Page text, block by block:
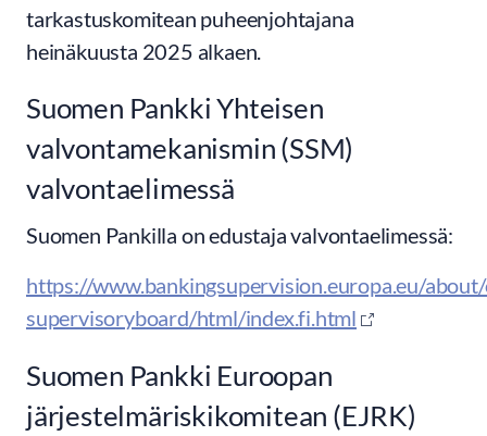
tarkastuskomitean puheenjohtajana
heinäkuusta 2025 alkaen.
Suomen Pankki Yhteisen
valvontamekanismin (SSM)
valvontaelimessä
Suomen Pankilla on edustaja valvontaelimessä:
https://www.bankingsupervision.europa.eu/
supervisoryboard/html/index.fi.html
Suomen Pankki Euroopan
järjestelmäriskikomitean (EJRK)